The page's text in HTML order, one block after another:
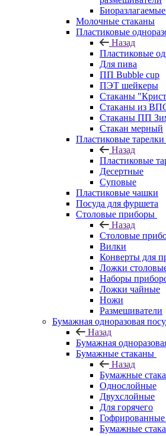
Молочные стаканы
Пластиковые
Назад
Пластиковые
Для пива
ПП Bubble cup
ПЭТ шейкеры
Стаканы
Стаканы из
Стаканы ПП
Стакан мерный
Пластиковые тарелки
Назад
Пластиковые
Десертные
Суповые
Пластиковые чашки
Посуда для фуршета
Столовые приборы
Назад
Столовые
Вилки
Конверты для
Ложки
Наборы
Ложки чайные
Ножи
Размешиватели
Бумажная одноразовая
Назад
Бумажная
Бумажные стаканы
Назад
Бумажные
Однослойные
Двухслойные
Для горячего
Гофрированные
Бумажные